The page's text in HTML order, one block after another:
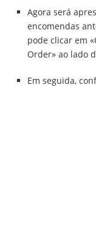
Agora será
encomendas
pode clicar em
Order» ao lado
Em seguida,